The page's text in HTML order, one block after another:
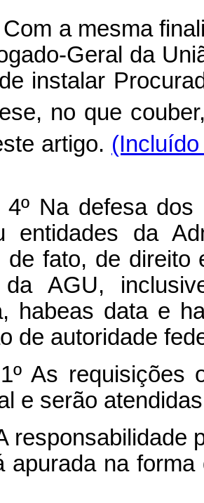
a mesma
Geral da
instalar
no que
artigo.
defesa dos
entidades da
de fato, de
da AGU,
habeas data e
de autoridade
e serão
apurada na